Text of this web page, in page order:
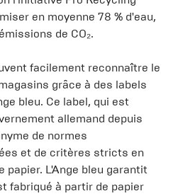
en moyenne 78 % d'eau,
de CO₂.
facilement reconnaître le
grâce à des labels
bleu. Ce label, qui est
allemand depuis
de normes
et de critères stricts en
papier. L'Ange bleu garantit
fabriqué à partir de papier